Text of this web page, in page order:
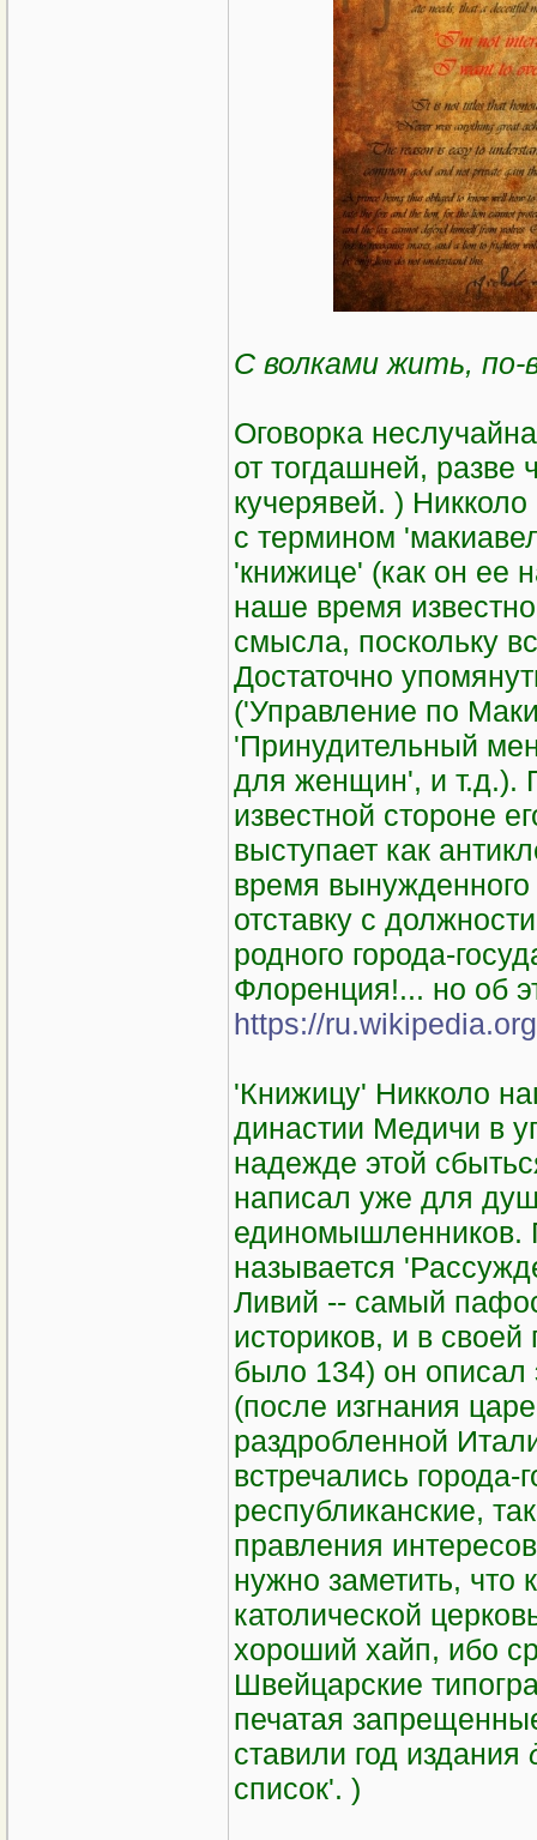
С волками жить, по-
Оговорка
от тогдашней, разве
кучерявей. )
с термином
'книжице' (как он ее
наше время
смысла, поскольку
Достаточно
('Управление по
'Принудительный
для женщин', и т.д.).
известной стороне
выступает как
время вынужденного
отставку с
родного города-
Флоренция!... но об
https://
'Книжицу' Никколо
династии Медичи в
надежде этой
написал уже для
единомышленников.
называется
Ливий -- самый
историков, и в
было 134) он описал
(после изгнания
раздробленной
встречались города-
республиканские,
правления
нужно заметить, что
католической
хороший хайп, ибо
Швейцарские
печатая
ставили год издания
список'. )